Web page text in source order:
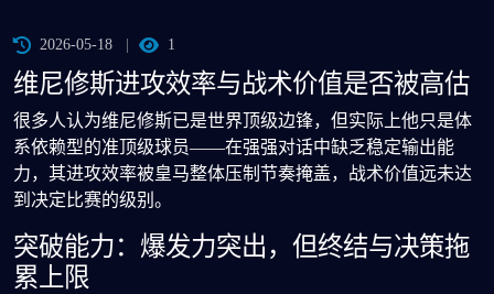
2026-05-18 1
维尼修斯进攻效率与战术价值是否被高估
很多人认为维尼修斯已是世界顶级边锋，但实际上他只是体
系依赖型的准顶级球员——在强强对话中缺乏稳定输出能
力，其进攻效率被皇马整体压制节奏掩盖，战术价值远未达
到决定比赛的级别。
突破能力：爆发力突出，但终结与决策拖
累上限